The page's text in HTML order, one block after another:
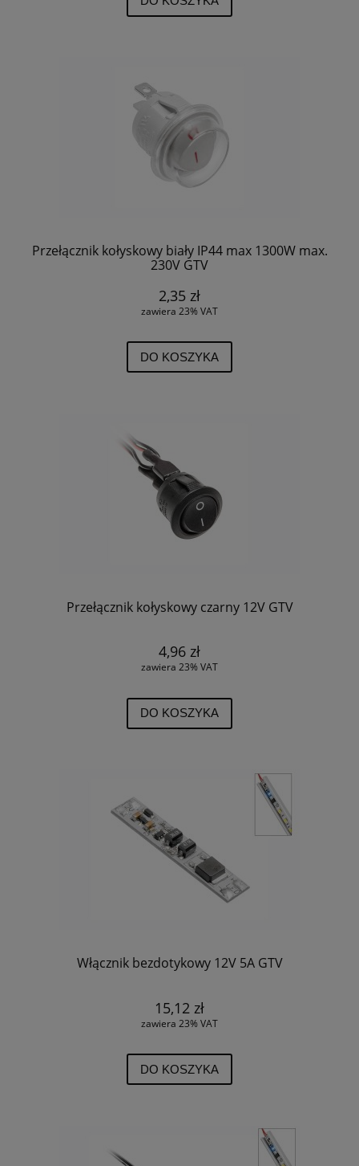
Przełącznik kołyskowy biały IP44 max 1300W max.
230V GTV
2,35 zł
zawiera 23% VAT
DO KOSZYKA
Przełącznik kołyskowy czarny 12V GTV
4,96 zł
zawiera 23% VAT
DO KOSZYKA
Włącznik bezdotykowy 12V 5A GTV
15,12 zł
zawiera 23% VAT
DO KOSZYKA